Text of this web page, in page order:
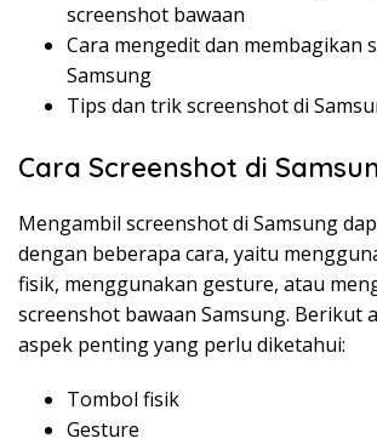
screenshot bawaan
Cara mengedit dan membagikan
Samsung
Tips dan trik screenshot di
Cara Screenshot di
Mengambil screenshot di Samsung
dengan beberapa cara, yaitu
fisik, menggunakan gesture, atau
screenshot bawaan Samsung. Berikut
aspek penting yang perlu diketahui:
Tombol fisik
Gesture